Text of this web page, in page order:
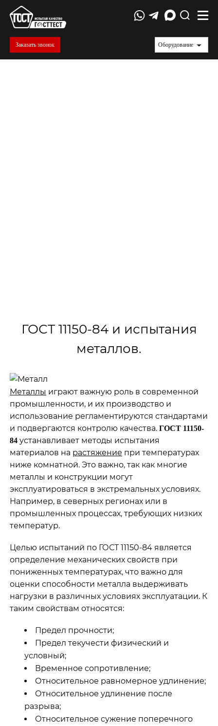
Заказать звонок Оборудование
ГОСТ 11150-84 и испытания
металлов.
Металлы играют важную роль в современной
промышленности, и их производство и
использование регламентируются стандартами
и подвергаются контролю качества. ГОСТ 11150-
84 устанавливает методы испытания
материалов на растяжение при температурах
ниже комнатной. Это важно, так как многие
металлы и конструкции могут
эксплуатироваться в экстремальных условиях.
Например, в северных регионах или в
промышленных процессах, требующих низких
температур.
Целью испытаний по ГОСТ 11150-84 является
определение механических свойств при
пониженных температурах, что важно для
оценки способности металла выдерживать
нагрузки в различных условиях эксплуатации. К
таким свойствам относятся:
Предел прочности;
Предел текучести физический и
условный;
Временное сопротивление;
Относительное равномерное удлинение;
Относительное удлинение после
разрыва;
Относительное сужение поперечного